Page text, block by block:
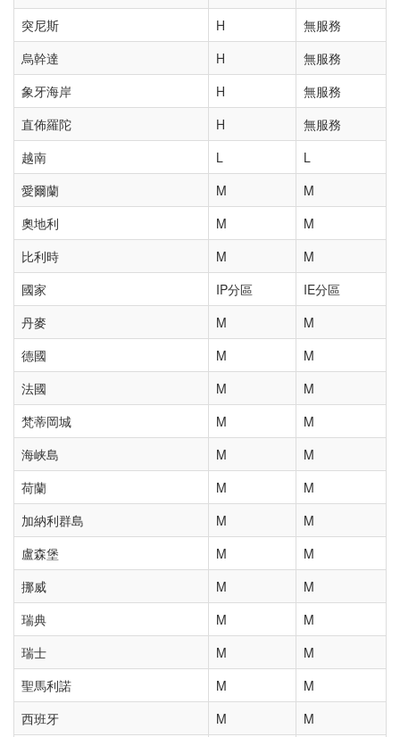
突尼斯
H
無服務
烏幹達
H
無服務
象牙海岸
H
無服務
直佈羅陀
H
無服務
越南
L
L
愛爾蘭
M
M
奧地利
M
M
比利時
M
M
國家
IP分區
IE分區
丹麥
M
M
德國
M
M
法國
M
M
梵蒂岡城
M
M
海峡島
M
M
荷蘭
M
M
加納利群島
M
M
盧森堡
M
M
挪威
M
M
瑞典
M
M
瑞士
M
M
聖馬利諾
M
M
西班牙
M
M